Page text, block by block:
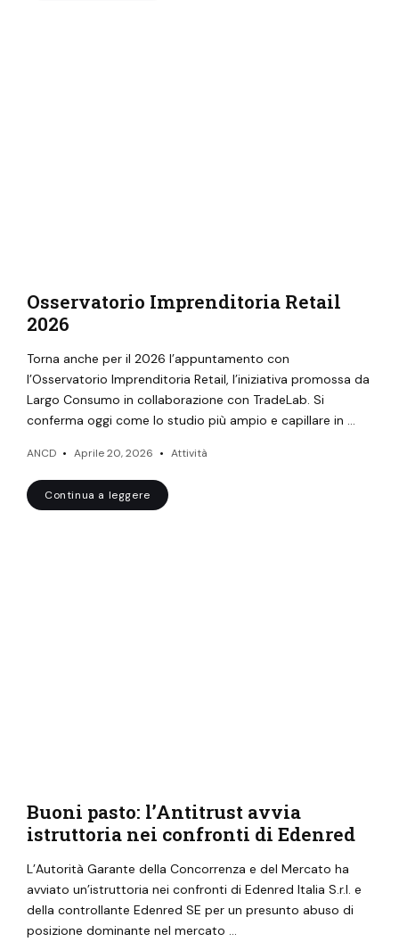
Osservatorio Imprenditoria Retail​
2026
Torna anche per il 2026 l’appuntamento con
l’Osservatorio Imprenditoria Retail, l’iniziativa promossa da
Largo Consumo in collaborazione con TradeLab. Si
conferma oggi come lo studio più ampio e capillare in …
ANCD Aprile 20, 2026 Attività
Continua a leggere
Buoni pasto: l’Antitrust avvia
istruttoria nei confronti di Edenred
L’Autorità Garante della Concorrenza e del Mercato ha
avviato un’istruttoria nei confronti di Edenred Italia S.r.l. e
della controllante Edenred SE per un presunto abuso di
posizione dominante nel mercato …